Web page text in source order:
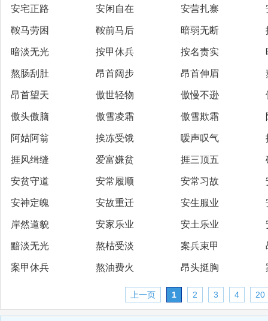
安宅正路 安闲自在 安营扎寨
鞍马劳困 鞍前马后 暗弱无断
暗淡无光 按甲休兵 按名责实
熬肠刮肚 昂首阔步 昂首伸眉
昂首望天 傲世轻物 傲慢不逊
傲头傲脑 傲雪凌霜 傲雪欺霜
阿姑阿翁 挨冻受饿 嗳声叹气
捱风缉缝 爱富嫌贫 捱三顶五
安贫守道 安常履顺 安常习故
安神定魄 安故重迁 安生服业
岸然道貌 安家乐业 安土乐业
黯淡无光 熬枯受淡 案兵束甲
案甲休兵 熬油费火 昂头挺胸
上一页 1 2 3 4 20